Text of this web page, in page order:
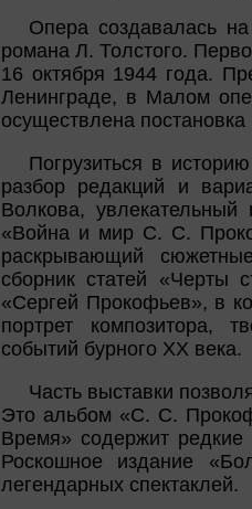
Опера создавалась
романа Л. Толстого.
16 октября 1944 года.
Ленинграде, в Малом
осуществлена
Погрузиться в
разбор редакций и
Волкова, увлекательный
«Война и мир С. С.
раскрывающий
сборник статей «Черты
«Сергей Прокофьев», в
портрет композитора,
событий бурного XX века.
Часть выставки
Это альбом «С. С.
Время» содержит
Роскошное издание
легендарных спектаклей.